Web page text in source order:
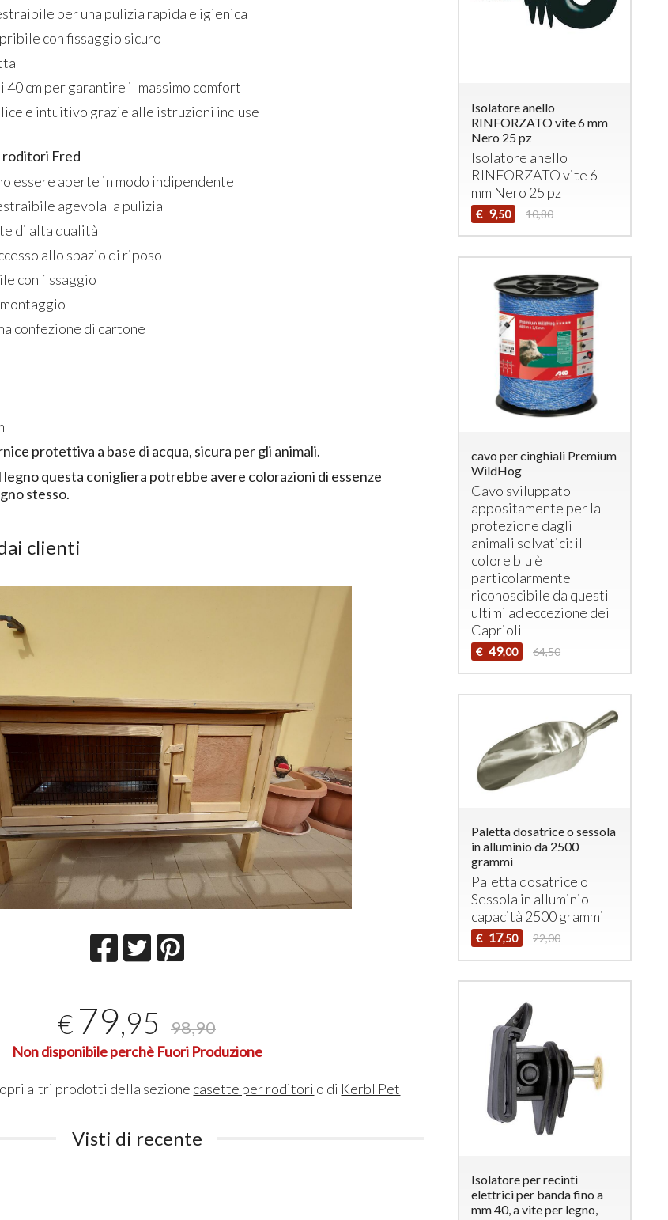
per una pulizia rapida e igienica
con fissaggio sicuro
40 cm per garantire il massimo comfort
e intuitivo grazie alle istruzioni incluse
Fred
essere aperte in modo indipendente
agevola la pulizia
di alta qualità
allo spazio di riposo
con fissaggio
confezione di cartone
protettiva a base di acqua, sicura per gli animali.
questa conigliera potrebbe avere colorazioni di essenze
stesso.
clienti
€ 79,95 98,90
Non disponibile perchè Fuori Produzione
altri prodotti della sezione casette per roditori o di Kerbl Pet
Visti di recente
Isolatore anello
RINFORZATO vite 6 mm
Nero 25 pz
Isolatore anello
RINFORZATOvite 6
mm Nero 25 pz
€ 9,50 10,80
cavo per cinghiali Premium
WildHog
Cavo sviluppato
appositamente per la
protezione dagli
animali selvatici: il
colore blu è
particolarmente
riconoscibile da questi
ultimi ad eccezione dei
Caprioli
€ 49,00 64,50
Paletta dosatrice o sessola
in alluminio da 2500
grammi
Paletta dosatrice o
Sessola in alluminio
capacità 2500 grammi
€ 17,50 22,00
Isolatore per recinti
elettrici per banda fino a
mm 40, a vite per legno,